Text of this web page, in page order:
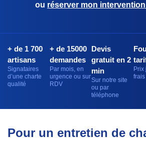
ou réserver mon
+ de 1 700
artisans
Signataires
d’une charte
qualité
+ de 15000
demandes
Par mois, en
urgence ou sur
RDV
Devis
gratuit en 2
min
Sur notre site
ou par
téléphone
Prix
Pour un entretien de